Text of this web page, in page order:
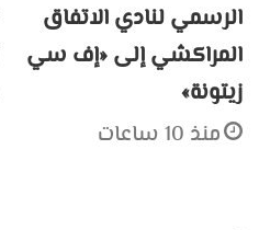
الرسمي لنادي الاتفاق
المراكشي إلى «إف سي
زيتونة»
منذ 10 ساعات